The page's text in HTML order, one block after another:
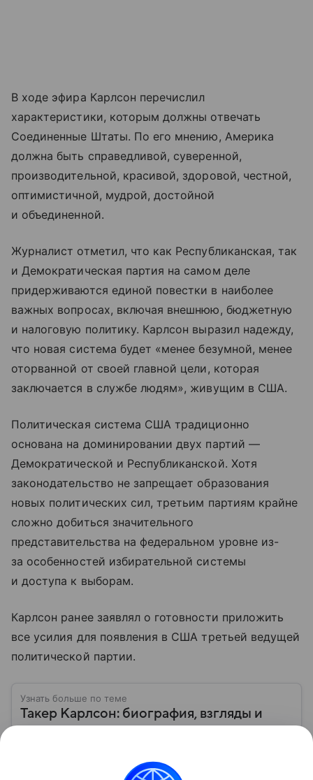
В ходе эфира Карлсон перечислил
характеристики, которым должны отвечать
Соединенные Штаты. По его мнению, Америка
должна быть справедливой, суверенной,
производительной, красивой, здоровой, честной,
оптимистичной, мудрой, достойной
и объединенной.
Журналист отметил, что как Республиканская, так
и Демократическая партия на самом деле
придерживаются единой повестки в наиболее
важных вопросах, включая внешнюю, бюджетную
и налоговую политику. Карлсон выразил надежду,
что новая система будет «менее безумной, менее
оторванной от своей главной цели, которая
заключается в службе людям», живущим в США.
Политическая система США традиционно
основана на доминировании двух партий —
Демократической и Республиканской. Хотя
законодательство не запрещает образования
новых политических сил, третьим партиям крайне
сложно добиться значительного
представительства на федеральном уровне из-
за особенностей избирательной системы
и доступа к выборам.
Карлсон ранее заявлял о готовности приложить
все усилия для появления в США третьей ведущей
политической партии.
Узнать больше по теме
Такер Карлсон: биография, взгляды и
Американский политический обозреватель Такер